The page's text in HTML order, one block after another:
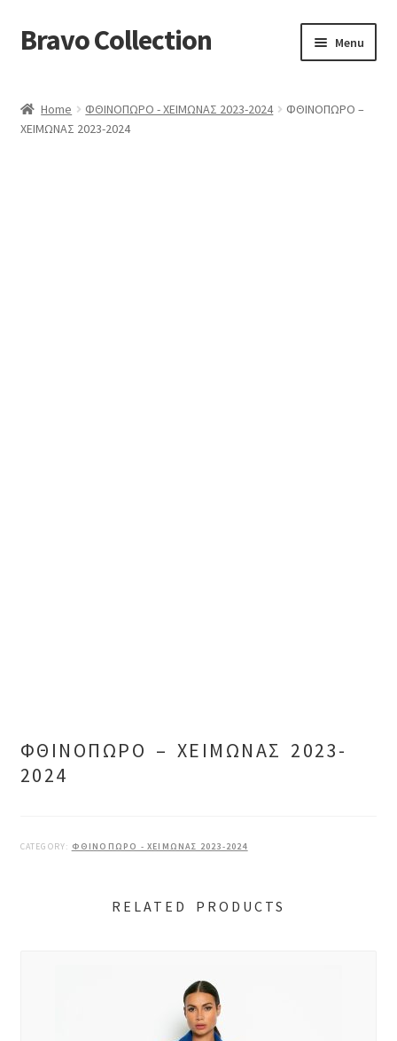
Skip
to
Skip
to
Bravo Collection Menu
COLLECTIONS
Expand
Home ΦΘΙΝΟΠΩΡΟ - ΧΕΙΜΩΝΑΣ 2023-2024
ΦΘΙΝΟΠΩΡΟ –
ΧΕΙΜΩΝΑΣ 2023-2024
ΦΘΙΝΟΠΩΡΟ – ΧΕΙΜΩΝΑΣ 2023-
2024
CATEGORY: ΦΘΙΝΟΠΩΡΟ - ΧΕΙΜΩΝΑΣ 2023-2024
RELATED PRODUCTS